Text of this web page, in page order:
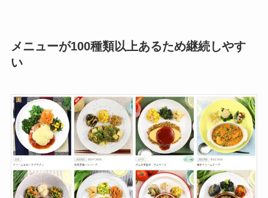
メニューが100種類以上あるため継続しやす
い